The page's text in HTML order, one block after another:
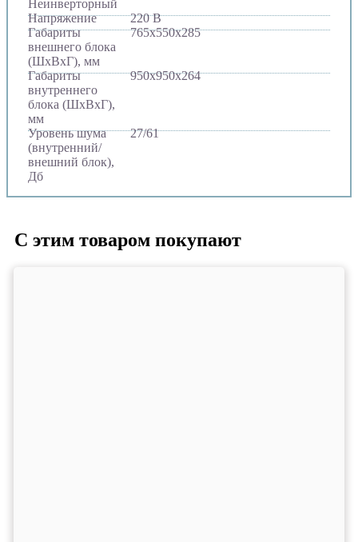
Неинверторный
Напряжение
220 В
Габариты
внешнего блока
(ШхВхГ), мм
765х550х285
Габариты
внутреннего
блока (ШхВхГ),
мм
950х950х264
Уровень шума
(внутренний/
внешний блок),
Дб
27/61
С этим товаром покупают